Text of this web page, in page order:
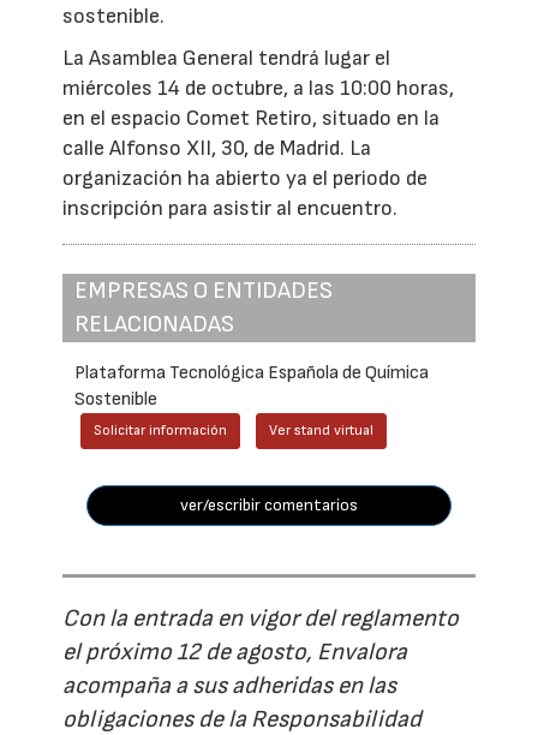
sostenible.
La Asamblea General tendrá lugar el
miércoles 14 de octubre, a las 10:00 horas,
en el espacio Comet Retiro, situado en la
calle Alfonso XII, 30, de Madrid. La
organización ha abierto ya el periodo de
inscripción para asistir al encuentro.
EMPRESAS O ENTIDADES
RELACIONADAS
Plataforma Tecnológica Española de Química
Sostenible
Solicitar información Ver stand virtual
ver/escribir comentarios
Con la entrada en vigor del reglamento
el próximo 12 de agosto, Envalora
acompaña a sus adheridas en las
obligaciones de la Responsabilidad